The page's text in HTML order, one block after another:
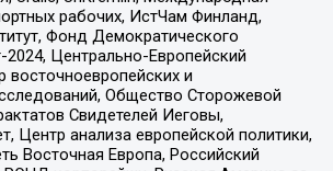
рабочих, ИстЧам Финланд,
Фонд Демократического
2024, Центрально-Европейский
восточноевропейских и
Общество Сторожевой
Свидетелей Иеговы,
Центр анализа европейской политики,
Восточная Европа, Российский